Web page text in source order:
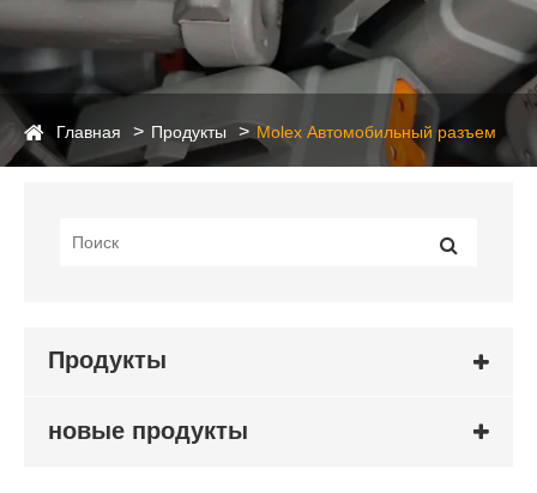
Главная Продукты Molex Автомобильный разъем
Продукты
новые продукты